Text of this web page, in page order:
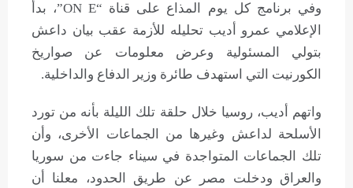
وفي برنامج كل يوم المذاع على قناة “ON E”، بدأ
الإعلامي عمرو أديب تحليله للأزمة عقب بيان داعش
بتولي المسئولية وعرض معلومات عن صواريخ
الكورنيت التي استهدف طائرة وزير الدفاع والداخلية.
واتهم أديب، روسيا خلال حلقة تلك الليلة بأنه من تورد
الأسلحة لداعش وغيرها من الجماعات الأخرى، وأن
تلك الجماعات المتواجدة في سيناء جاءت من سوريا
والعراق ودخلت مصر عن طريق الحدود، معلنا أن